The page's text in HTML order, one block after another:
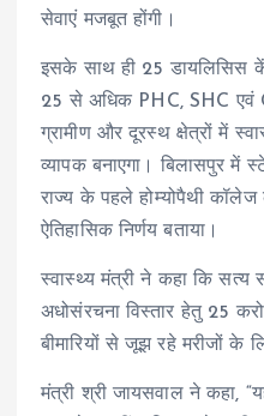
सेवाएं मजबूत होंगी।
इसके साथ ही 25 डायलिसिस
25 से अधिक PHC, SHC एवं
ग्रामीण और दूरस्थ क्षेत्रों में
व्यापक बनाएगा। बिलासपुर में
राज्य के पहले होम्योपैथी कॉलेज
ऐतिहासिक निर्णय बताया।
स्वास्थ्य मंत्री ने कहा कि सत्य
अधोसंरचना विस्तार हेतु 25
बीमारियों से जूझ रहे मरीजों के
मंत्री श्री जायसवाल ने कहा,